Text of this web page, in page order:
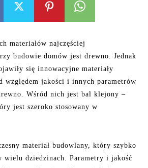
materiałów najczęściej
budowie domów jest drewno. Jednak
się innowacyjne materiały
względem jakości i innych parametrów
Wśród nich jest bal klejony –
jest szeroko stosowany w
materiał budowlany, który szybko
wielu dziedzinach. Parametry i jakość